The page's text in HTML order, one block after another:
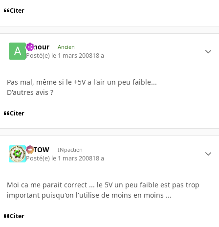
Citer
Amour Ancien
Posté(e) le 1 mars 200818 a
Pas mal, même si le +5V a l'air un peu faible...
D'autres avis ?
Citer
toTOW INpactien
Posté(e) le 1 mars 200818 a
Moi ca me parait correct ... le 5V un peu faible est pas trop
important puisqu'on l'utilise de moins en moins ...
Citer